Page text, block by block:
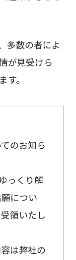
多数の者によ
が見受けら
。
のお知ら
っくり解
につい
領いたし
は弊社の